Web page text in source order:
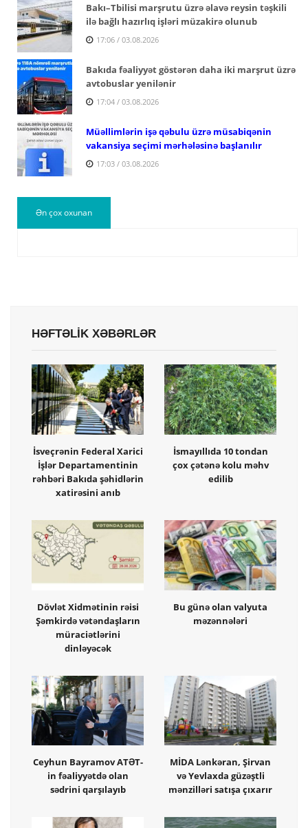
Bakı–Tbilisi marşrutu üzrə əlavə reysin təşkili
ilə bağlı hazırlıq işləri müzakirə olunub
17:06 / 03.08.2026
Bakıda fəaliyyət göstərən daha iki marşrut üzrə
avtobuslar yenilənir
17:04 / 03.08.2026
Müəllimlərin işə qəbulu üzrə müsabiqənin
vakansiya seçimi mərhələsinə başlanılır
17:03 / 03.08.2026
Ən çox oxunan
HƏFTƏLİK XƏBƏRLƏR
İsveçrənin Federal Xarici
İşlər Departamentinin
rəhbəri Bakıda şəhidlərin
xatirəsini anıb
İsmayıllıda 10 tondan
çox çətənə kolu məhv
edilib
Dövlət Xidmətinin rəisi
Şəmkirdə vətəndaşların
müraciətlərini
dinləyəcək
Bu günə olan valyuta
məzənnələri
Ceyhun Bayramov ATƏT-
in fəaliyyətdə olan
sədrini qarşılayıb
MİDA Lənkəran, Şirvan
və Yevlaxda güzəştli
mənzilləri satışa çıxarır